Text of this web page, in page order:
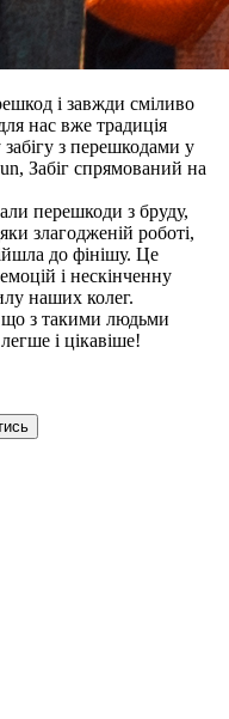
і завжди сміливо
нас вже традиція
з перешкодами у
Забіг спрямований на
перешкоди з бруду,
злагодженій роботі,
до фінішу. Це
і нескінченну
наших колег.
що з такими людьми
і цікавіше!